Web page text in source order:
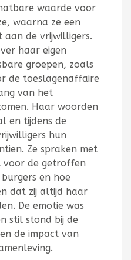
waarde voor
waarna ze een
aan de vrijwilligers.
haar eigen
groepen, zoals
de toeslagenaffaire
van het
Haar woorden
en tijdens de
hun
Ze spraken met
voor de getroffen
en hoe
dat zij altijd haar
De emotie was
stil stond bij de
de impact van